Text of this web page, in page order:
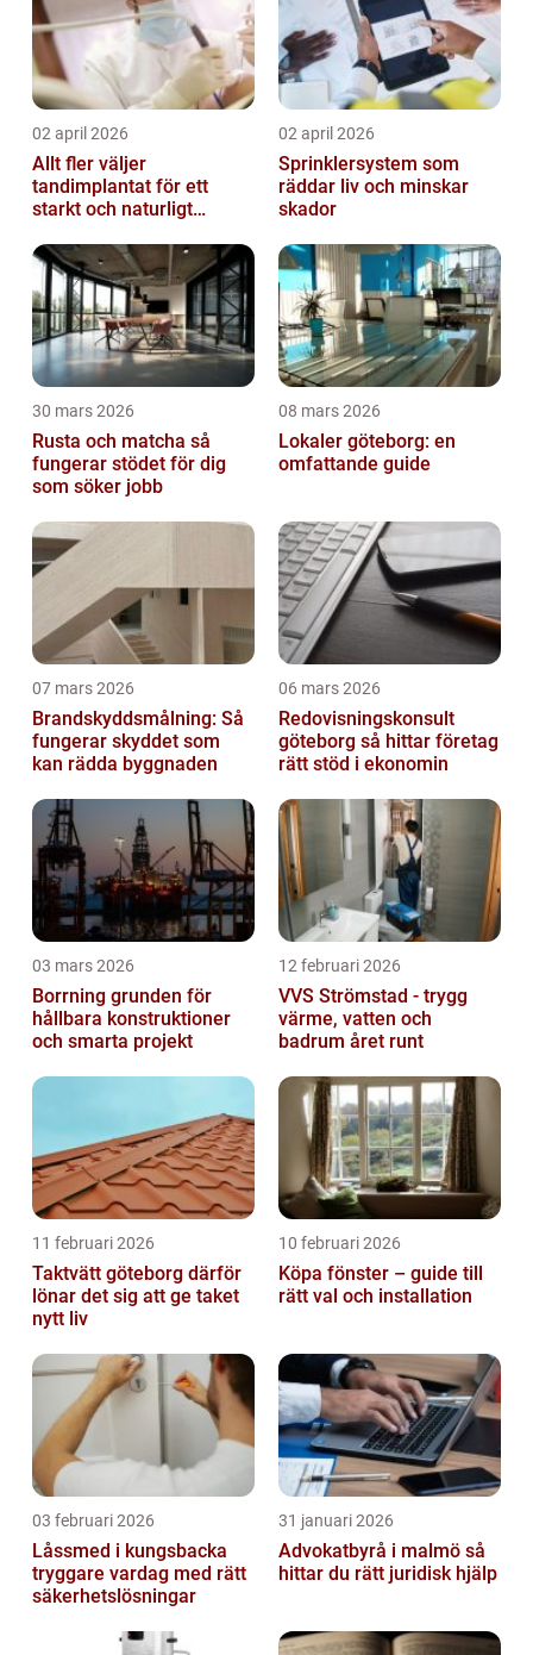
02 april 2026
Allt fler väljer
tandimplantat för ett
starkt och naturligt
02 april 2026
Sprinklersystem som
räddar liv och minskar
skador
30 mars 2026
Rusta och matcha så
fungerar stödet för dig
som söker jobb
08 mars 2026
Lokaler göteborg: en
omfattande guide
07 mars 2026
Brandskyddsmålning: Så
fungerar skyddet som
kan rädda byggnaden
06 mars 2026
Redovisningskonsult
göteborg så hittar företag
rätt stöd i ekonomin
03 mars 2026
Borrning grunden för
hållbara konstruktioner
och smarta projekt
12 februari 2026
VVS Strömstad - trygg
värme, vatten och
badrum året runt
11 februari 2026
Taktvätt göteborg därför
lönar det sig att ge taket
nytt liv
10 februari 2026
Köpa fönster – guide till
rätt val och installation
03 februari 2026
Låssmed i kungsbacka
tryggare vardag med rätt
säkerhetslösningar
31 januari 2026
Advokatbyrå i malmö så
hittar du rätt juridisk hjälp